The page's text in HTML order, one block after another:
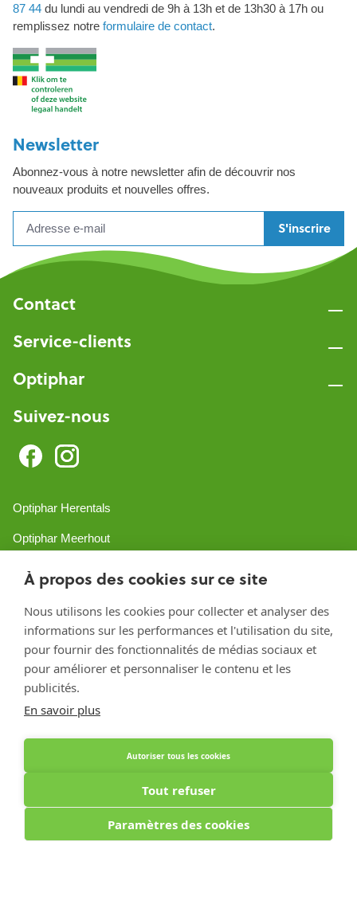
À propos des cookies sur ce site
Nous utilisons les cookies pour collecter et analyser des
informations sur les performances et l'utilisation du site,
pour fournir des fonctionnalités de médias sociaux et
pour améliorer et personnaliser le contenu et les
publicités.
En savoir plus
Autoriser tous les cookies
Tout refuser
Paramètres des cookies
87 44 du lundi au vendredi de 9h à 13h et de 13h30 à 17h ou
remplissez notre formulaire de contact.
Newsletter
Abonnez-vous à notre newsletter afin de découvrir nos
nouveaux produits et nouvelles offres.
S'inscrire
Contact
Service-clients
Optiphar
Suivez-nous
Optiphar Herentals
Optiphar Meerhout
Optiphar Geel - Dr. van de Perrestraat
Optiphar Turnhout
Optiphar Mol